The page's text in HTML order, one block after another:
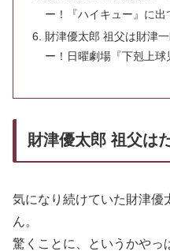
ー！『ハイキュー』に出
財津優太郎 祖父は財津
ー！日曜劇場『下剋上球
財津優太郎 祖父は
気になり続けていた財津優
ん。
驚くことに、というかやっ